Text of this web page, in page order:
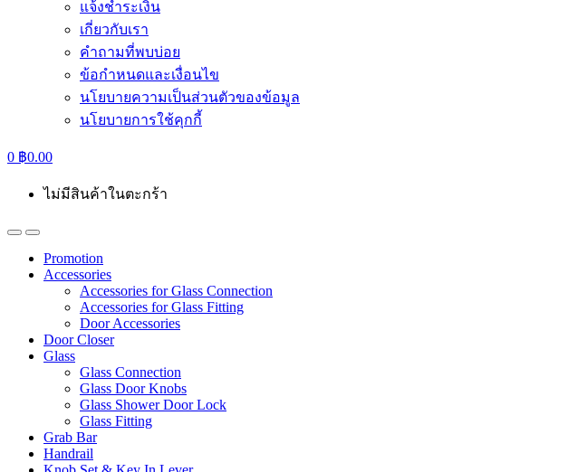
แจ้งชำระเงิน
เกี่ยวกับเรา
คำถามที่พบบ่อย
ข้อกำหนดและเงื่อนไข
นโยบายความเป็นส่วนตัวของข้อมูล
นโยบายการใช้คุกกี้
0 ฿0.00
ไม่มีสินค้าในตะกร้า
Promotion
Accessories
Accessories for Glass Connection
Accessories for Glass Fitting
Door Accessories
Door Closer
Glass
Glass Connection
Glass Door Knobs
Glass Shower Door Lock
Glass Fitting
Grab Bar
Handrail